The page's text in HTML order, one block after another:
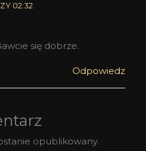
02:32
się dobrze.
Odpowiedz
opublikowany.